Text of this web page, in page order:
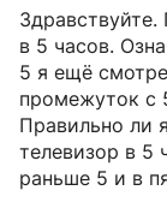
в 5 часов.
5 я ещё
промежуток с
Правильно ли
телевизор в 5
раньше 5 и в